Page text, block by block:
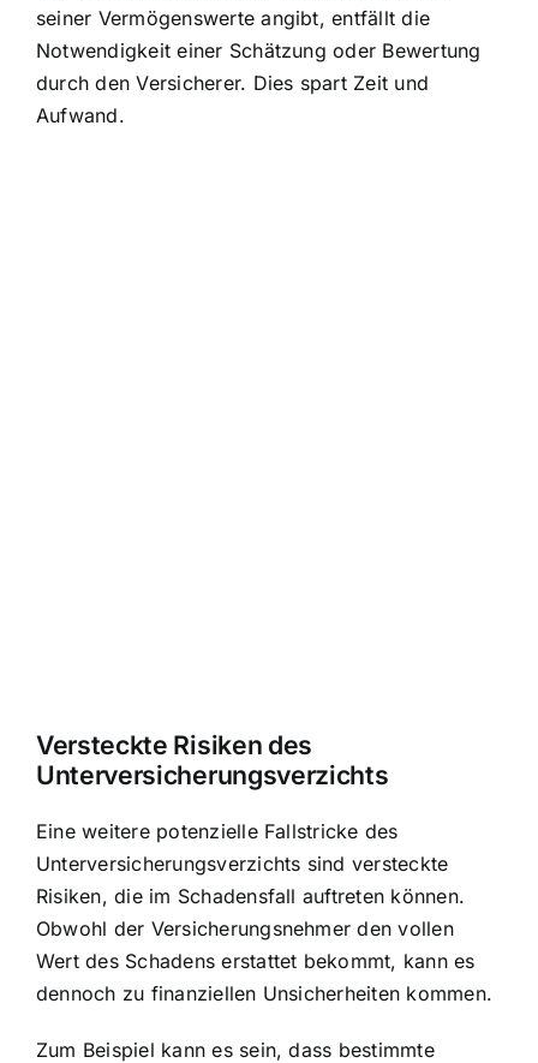
seiner Vermögenswerte angibt, entfällt die
Notwendigkeit einer Schätzung oder Bewertung
durch den Versicherer. Dies spart Zeit und
Aufwand.
Versteckte Risiken des
Unterversicherungsverzichts
Eine weitere potenzielle Fallstricke des
Unterversicherungsverzichts sind versteckte
Risiken, die im Schadensfall auftreten können.
Obwohl der Versicherungsnehmer den vollen
Wert des Schadens erstattet bekommt, kann es
dennoch zu finanziellen Unsicherheiten kommen.
Zum Beispiel kann es sein, dass bestimmte